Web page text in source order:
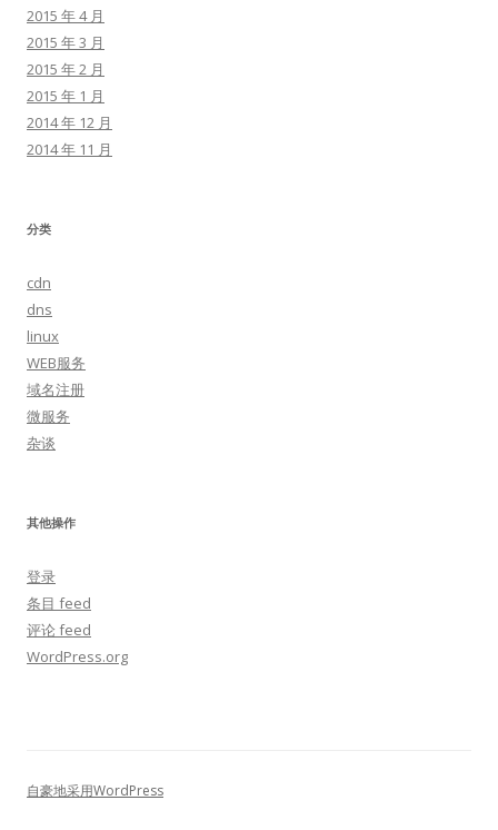
2015 年 4 月
2015 年 3 月
2015 年 2 月
2015 年 1 月
2014 年 12 月
2014 年 11 月
分类
cdn
dns
linux
WEB服务
域名注册
微服务
杂谈
其他操作
登录
条目 feed
评论 feed
WordPress.org
自豪地采用WordPress